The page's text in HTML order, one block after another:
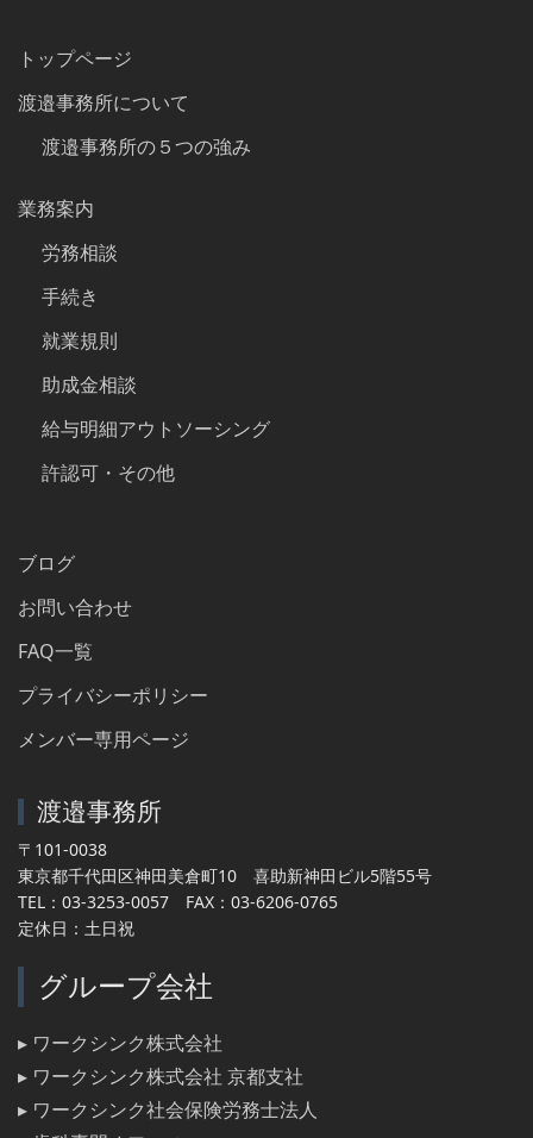
トップページ
渡邉事務所について
渡邉事務所の５つの強み
業務案内
労務相談
手続き
就業規則
助成金相談
給与明細アウトソーシング
許認可・その他
ブログ
お問い合わせ
FAQ一覧
プライバシーポリシー
メンバー専用ページ
渡邉事務所
〒101-0038
東京都千代田区神田美倉町10 喜助新神田ビル5階55号
TEL：03-3253-0057 FAX：03-6206-0765
定休日：土日祝
グループ会社
▸ ワークシンク株式会社
▸ ワークシンク株式会社 京都支社
▸ ワークシンク社会保険労務士法人